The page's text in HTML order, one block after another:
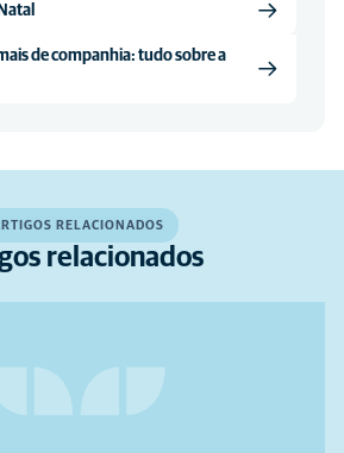
de companhia: tudo sobre a
RELACIONADOS
relacionados